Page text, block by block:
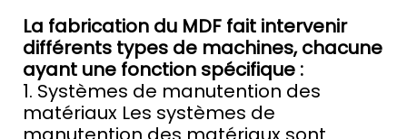
La fabrication du MDF fait intervenir
différents types de machines, chacune
ayant une fonction spécifique :
1. Systèmes de manutention des
matériaux Les systèmes de